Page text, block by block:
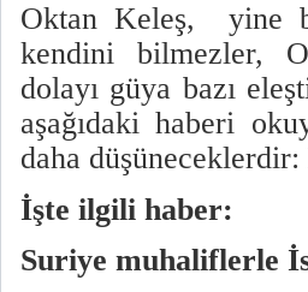
Oktan Keleş,
yine
kendini bilmezler,
dolayı güya bazı
aşağıdaki haberi
daha düşüneceklerdir:
İşte ilgili haber:
Suriye muhaliflerle